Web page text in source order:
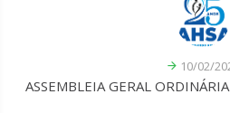
10/02/
ASSEMBLEIA GERAL